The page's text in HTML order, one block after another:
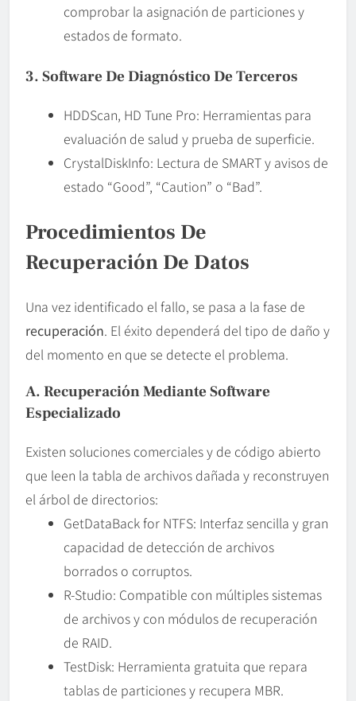
comprobar la asignación de particiones y
estados de formato.
3. Software De Diagnóstico De Terceros
HDDScan, HD Tune Pro: Herramientas para
evaluación de salud y prueba de superficie.
CrystalDiskInfo: Lectura de SMART y avisos de
estado “Good”, “Caution” o “Bad”.
Procedimientos De
Recuperación De Datos
Una vez identificado el fallo, se pasa a la fase de
recuperación. El éxito dependerá del tipo de daño y
del momento en que se detecte el problema.
A. Recuperación Mediante Software
Especializado
Existen soluciones comerciales y de código abierto
que leen la tabla de archivos dañada y reconstruyen
el árbol de directorios:
GetDataBack for NTFS: Interfaz sencilla y gran
capacidad de detección de archivos
borrados o corruptos.
R-Studio: Compatible con múltiples sistemas
de archivos y con módulos de recuperación
de RAID.
TestDisk: Herramienta gratuita que repara
tablas de particiones y recupera MBR.